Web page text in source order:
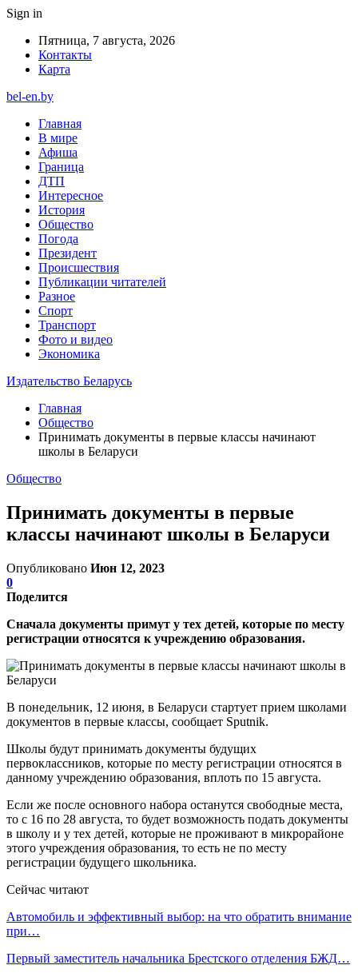
Sign in
Пятница, 7 августа, 2026
Контакты
Карта
bel-en.by
Главная
В мире
Афиша
Граница
ДТП
Интересное
История
Общество
Погода
Президент
Происшествия
Публикации читателей
Разное
Спорт
Транспорт
Фото и видео
Экономика
Издательство Беларусь
Главная
Общество
Принимать документы в первые классы начинают
школы в Беларуси
Общество
Принимать документы в первые
классы начинают школы в Беларуси
Опубликовано Июн 12, 2023
0
Поделится
Сначала документы примут у тех детей, которые по месту
регистрации относятся к учреждению образования.
В понедельник, 12 июня, в Беларуси стартует прием школами
документов в первые классы, сообщает Sputnik.
Школы будут принимать документы будущих
первоклассников, которые по месту регистрации относятся в
данному учреждению образования, вплоть по 15 августа.
Если же после основного набора останутся свободные места,
то с 16 по 28 августа, то будет возможность подать документы
в школу и у тех детей, которые не проживают в микрорайоне
этого учреждения образования, то есть не по месту
регистрации будущего школьника.
Сейчас читают
Автомобиль и эффективный выбор: на что обратить внимание
при…
Первый заместитель начальника Брестского отделения БЖД…